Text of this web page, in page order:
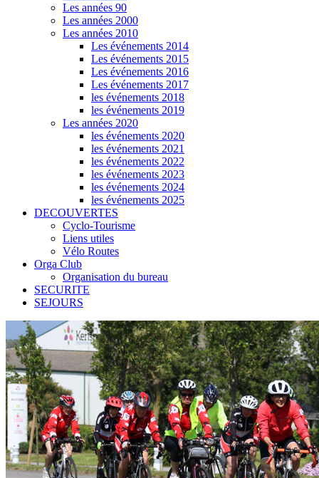
Les années 90
Les années 2000
Les années 2010
Les événements 2014
Les événements 2015
Les événements 2016
Les événements 2017
les événements 2018
les événements 2019
Les années 2020
les événements 2020
les événements 2021
les événements 2022
les événements 2023
les événements 2024
les événements 2025
DECOUVERTES
Cyclo-Tourisme
Liens utiles
Vélo Routes
Orga Club
Organisation du bureau
SECURITE
SEJOURS